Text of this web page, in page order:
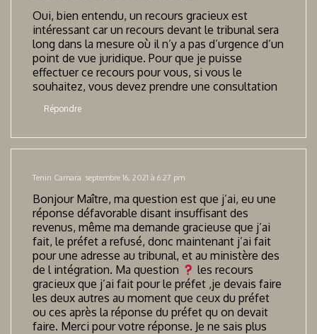
Oui, bien entendu, un recours gracieux est
intéressant car un recours devant le tribunal sera
long dans la mesure où il n’y a pas d’urgence d’un
point de vue juridique. Pour que je puisse
effectuer ce recours pour vous, si vous le
souhaitez, vous devez prendre une consultation
Répondre
Tenin Camara septembre 16, 2021 à 6:27 pm
Bonjour Maître, ma question est que j’ai, eu une
réponse défavorable disant insuffisant des
revenus, même ma demande gracieuse que j’ai
fait, le préfet a refusé, donc maintenant j’ai fait
pour une adresse au tribunal, et au ministère des
de l intégration. Ma question
les recours
gracieux que j’ai fait pour le préfet ,je devais faire
les deux autres au moment que ceux du préfet
ou ces après la réponse du préfet qu on devait
faire. Merci pour votre réponse. Je ne sais plus